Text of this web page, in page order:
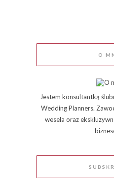
O
Jestem konsultantką
Wedding Planners.
wesela oraz